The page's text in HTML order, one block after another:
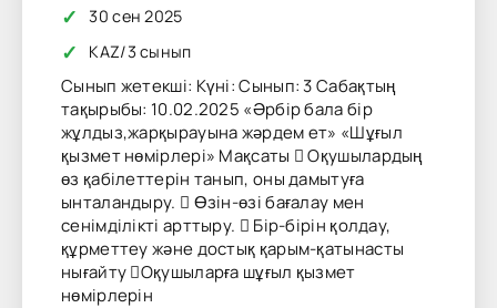
✓ 30 сен 2025
✓ KAZ/3 сынып
Сынып жетекші: Күні: Сынып: 3 Сабақтың
тақырыбы: 10.02.2025 «Әрбір бала бір
жұлдыз,жарқырауына жәрдем ет» «Шұғыл
қызмет нөмірлері» Мақсаты  Оқушылардың
өз қабілеттерін танып, оны дамытуға
ынталандыру.  Өзін-өзі бағалау мен
сенімділікті арттыру.  Бір-бірін қолдау,
құрметтеу және достық қарым-қатынасты
нығайту Оқушыларға шұғыл қызмет
нөмірлерін